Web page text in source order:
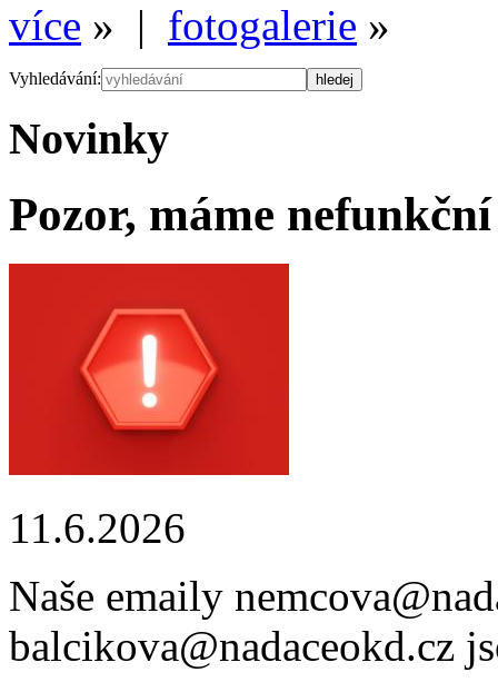
více » | fotogalerie »
Vyhledávání:
Novinky
Pozor, máme
11.6.2026
Naše emaily
balcikova@nadaceokd.cz